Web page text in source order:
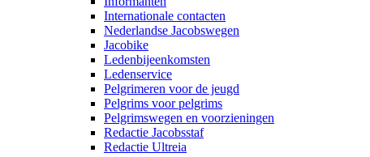
Internationale contacten
Nederlandse Jacobswegen
Jacobike
Ledenbijeenkomsten
Ledenservice
Pelgrimeren voor de jeugd
Pelgrims voor pelgrims
Pelgrimswegen en voorzieningen
Redactie Jacobsstaf
Redactie Ultreia